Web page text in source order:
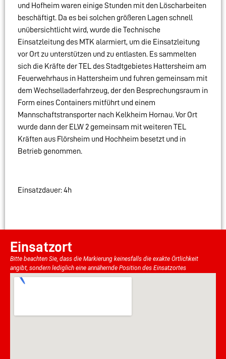
und Hofheim waren einige Stunden mit den Löscharbeiten
beschäftigt. Da es bei solchen größeren Lagen schnell
unübersichtlicht wird, wurde die Technische
Einsatzleitung des MTK alarmiert, um die Einsatzleitung
vor Ort zu unterstützen und zu entlasten. Es sammelten
sich die Kräfte der TEL des Stadtgebietes Hattersheim am
Feuerwehrhaus in Hattersheim und fuhren gemeinsam mit
dem Wechselladerfahrzeug, der den Besprechungsraum in
Form eines Containers mitführt und einem
Mannschaftstransporter nach Kelkheim Hornau. Vor Ort
wurde dann der ELW 2 gemeinsam mit weiteren TEL
Kräften aus Flörsheim und Hochheim besetzt und in
Betrieb genommen.
Einsatzdauer: 4h
Einsatzort
Bitte beachten Sie, dass die Markierung keinesfalls die exakte Örtlichkeit
angibt, sondern lediglich eine annähernde Position des Einsatzortes